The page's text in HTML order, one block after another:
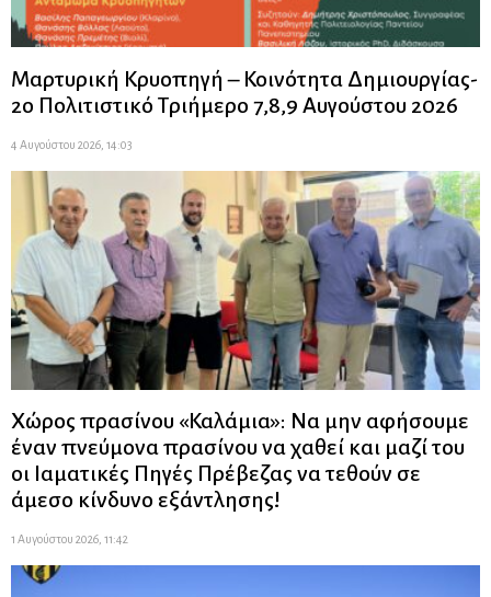
Μαρτυρική Κρυοπηγή – Κοινότητα Δημιουργίας-
2ο Πολιτιστικό Τριήμερο 7,8,9 Αυγούστου 2026
4 Αυγούστου 2026, 14:03
Χώρος πρασίνου «Καλάμια»: Να μην αφήσουμε
έναν πνεύμονα πρασίνου να χαθεί και μαζί του
οι Ιαματικές Πηγές Πρέβεζας να τεθούν σε
άμεσο κίνδυνο εξάντλησης!
1 Αυγούστου 2026, 11:42